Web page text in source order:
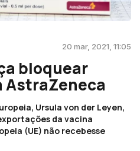
20 mar, 2021, 11:05
bloquear
AstraZeneca
Ursula von der Leyen,
da vacina
(UE) não recebesse